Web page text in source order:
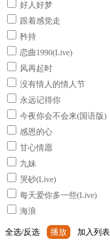
好人好梦
跟着感觉走
矜持
恋曲1990(Live)
风再起时
没有情人的情人节
永远记得你
今夜你会不会来(国语版)
感恩的心
甘心情愿
九妹
哭砂(Live)
每天爱你多一些(Live)
海浪
全选/反选 播放 加入列表